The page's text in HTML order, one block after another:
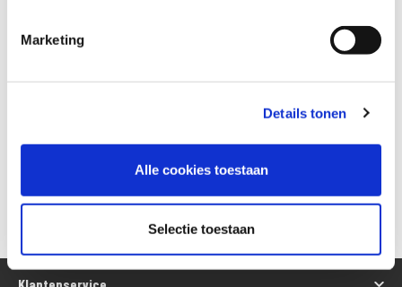
Marketing
Details tonen
Alle cookies toestaan
Selectie toestaan
Versturen
Klantenservice